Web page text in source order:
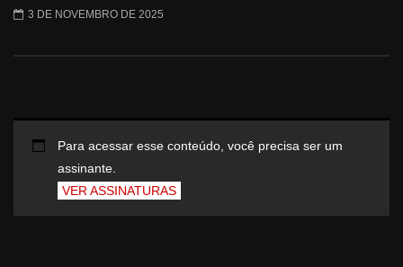
3 DE NOVEMBRO DE 2025
Para acessar esse conteúdo, você precisa ser um
assinante.
VER ASSINATURAS